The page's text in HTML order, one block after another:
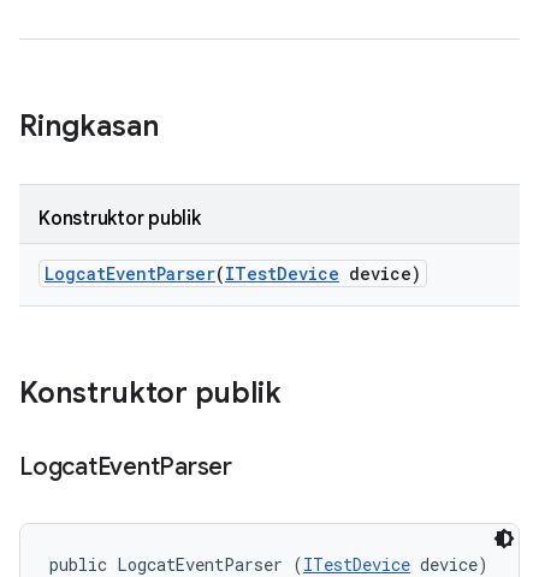
Ringkasan
Konstruktor publik
LogcatEventParser(ITestDevice device)
Konstruktor publik
LogcatEventParser
public LogcatEventParser (ITestDevice device)